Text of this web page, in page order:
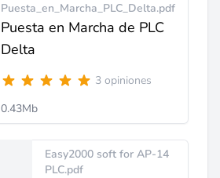
Puesta_en_Marcha_PLC_Delta.pdf
Puesta en Marcha de PLC
Delta
3 opiniones
0.43Mb
Easy2000 soft for AP-14
PLC.pdf